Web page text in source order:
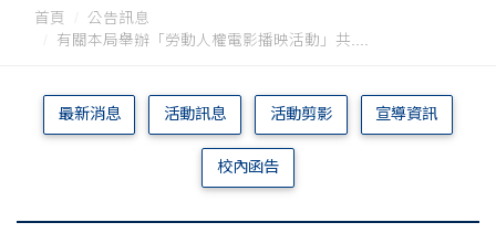
首頁
公告訊息
有關本局舉辦「勞動人權電影播映活動」共....
最新消息 活動訊息 活動剪影 宣導資訊
校內函告